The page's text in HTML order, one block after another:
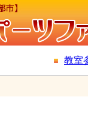
教室